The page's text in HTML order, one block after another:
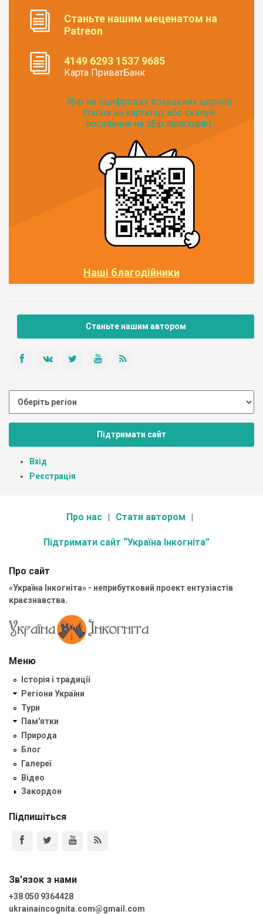
Станьте нашим меценатом на
Patreon
4149 6293 1537 9685
Карта ПриватБанк
Збір на оцифровку козацьких церков
(тисни на картинці, або скануй
посилання на збір monobank):
Наші благодійники
Станьте нашим автором
Підтримати сайт
Вхід
Реєстрація
Про нас Стати автором
Підтримати сайт “Україна Інкогніта”
Про сайт
«Україна Інкогніта» - неприбутковий проект ентузіастів
краєзнавства.
Меню
Історія і традиції
Регіони України
Тури
Пам'ятки
Природа
Блог
Галереї
Відео
Закордон
Підпишіться
Зв'язок з нами
+38 050 9364428
ukrainaincognita.com@gmail.com